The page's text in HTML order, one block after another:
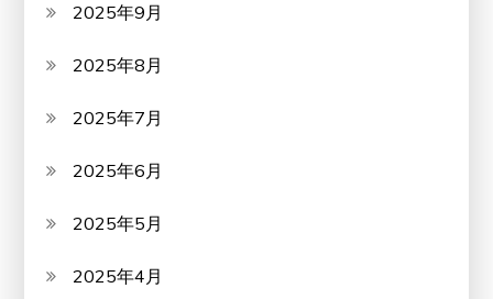
2025年9月
2025年8月
2025年7月
2025年6月
2025年5月
2025年4月